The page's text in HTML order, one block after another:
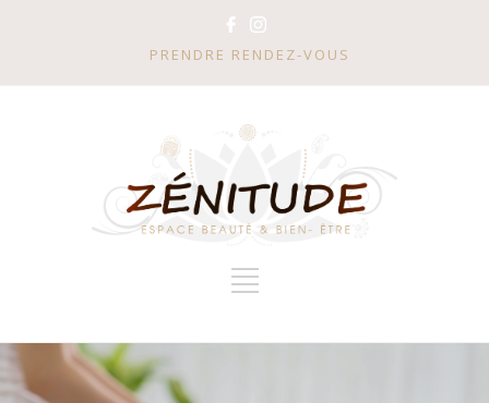
PRENDRE RENDEZ-VOUS